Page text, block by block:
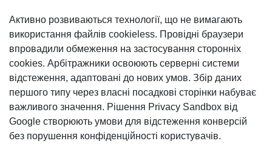
Активно розвиваються технології, що не вимагають
використання файлів cookieless. Провідні браузери
впровадили обмеження на застосування сторонніх
cookies. Арбітражники освоюють серверні системи
відстеження, адаптовані до нових умов. Збір даних
першого типу через власні посадкові сторінки набуває
важливого значення. Рішення Privacy Sandbox від
Google створюють умови для відстеження конверсій
без порушення конфіденційності користувачів.